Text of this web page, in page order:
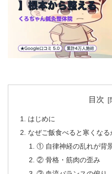
目次
はじめに
なぜご飯食べると寒くな
① 自律神経の乱れが背
② 骨格・筋肉の歪み